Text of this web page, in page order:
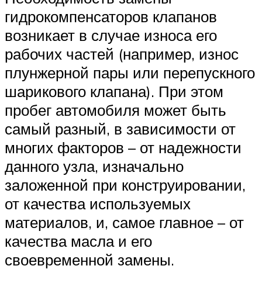
гидрокомпенсаторов клапанов
возникает в случае износа его
рабочих частей (например, износ
плунжерной пары или перепускного
шарикового клапана). При этом
пробег автомобиля может быть
самый разный, в зависимости от
многих факторов – от надежности
данного узла, изначально
заложенной при конструировании,
от качества используемых
материалов, и, самое главное – от
качества масла и его
своевременной замены.